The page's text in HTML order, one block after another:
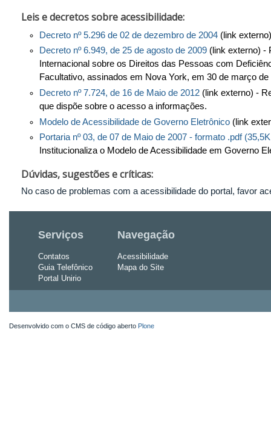
Leis e decretos sobre acessibilidade:
Decreto nº 5.296 de 02 de dezembro de 2004 (link
Decreto nº 6.949, de 25 de agosto de 2009 (link externo) -
Internacional sobre os Direitos das Pessoas com
Facultativo, assinados em Nova York, em 30 de março de
Decreto nº 7.724, de 16 de Maio de 2012 (link externo) -
que dispõe sobre o acesso a informações.
Modelo de Acessibilidade de Governo Eletrônico (link
Portaria nº 03, de 07 de Maio de 2007 - formato .pdf
Institucionaliza o Modelo de Acessibilidade em Governo
Dúvidas, sugestões e críticas:
No caso de problemas com a acessibilidade do portal, favor
Serviços
Contatos
Guia Telefônico
Portal Unirio
Navegação
Acessibilidade
Mapa do Site
Desenvolvido com o CMS de código aberto Plone